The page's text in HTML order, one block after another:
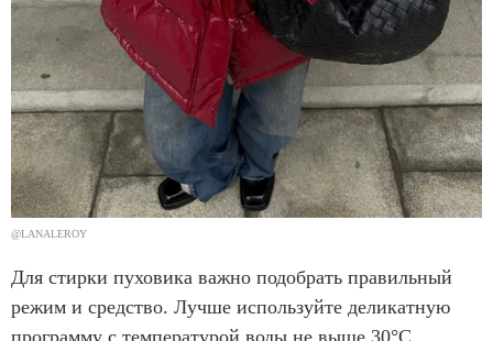
@LANALEROY
Для стирки пуховика важно подобрать правильный
режим и средство. Лучше используйте деликатную